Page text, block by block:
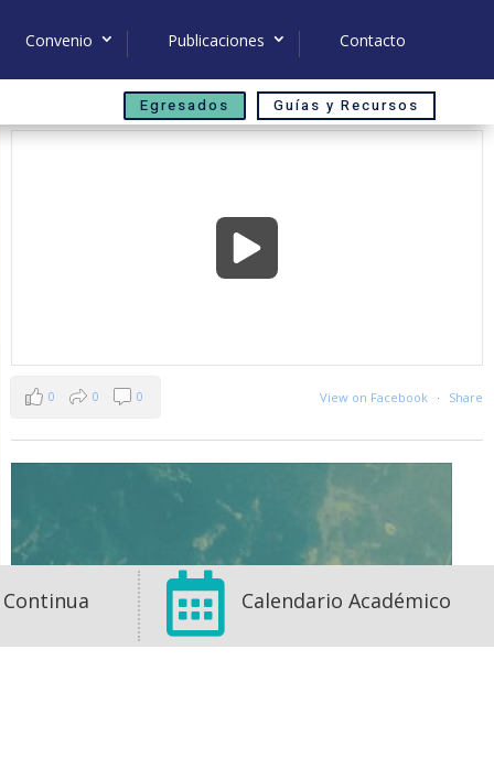
Convenio Publicaciones Contacto
Egresados
Guías y Recursos
View on Facebook · Share
0 0 0
 Calendario Académico